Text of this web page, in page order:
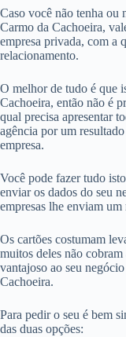
Caso você não tenha ou
Carmo da Cachoeira,
empresa privada, com a
relacionamento.
O melhor de tudo é que
Cachoeira, então não é
qual precisa apresentar
agência por um
empresa.
Você pode fazer tudo
enviar os dados do seu
empresas lhe enviam um
Os cartões costumam
muitos deles não
vantajoso ao seu
Cachoeira.
Para pedir o seu é bem
das duas opções: